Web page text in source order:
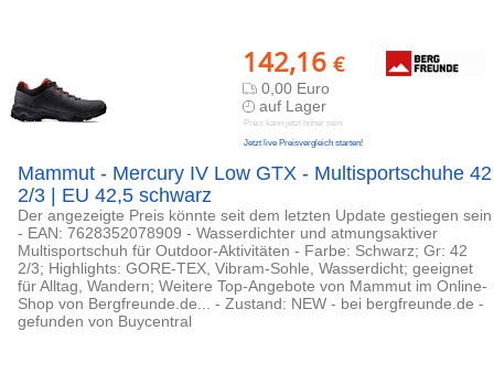
142,16 €
0,00 Euro
auf Lager
Preis kann jetzt höher sein
Jetzt live Preisvergleich starten!
Mammut - Mercury IV Low GTX - Multisportschuhe 42
2/3 | EU 42,5 schwarz
Der angezeigte Preis könnte seit dem letzten Update gestiegen sein
- EAN: 7628352078909 - Wasserdichter und atmungsaktiver
Multisportschuh für Outdoor-Aktivitäten - Farbe: Schwarz; Gr: 42
2/3; Highlights: GORE-TEX, Vibram-Sohle, Wasserdicht; geeignet
für Alltag, Wandern; Weitere Top-Angebote von Mammut im Online-
Shop von Bergfreunde.de... - Zustand: NEW - bei bergfreunde.de -
gefunden von Buycentral